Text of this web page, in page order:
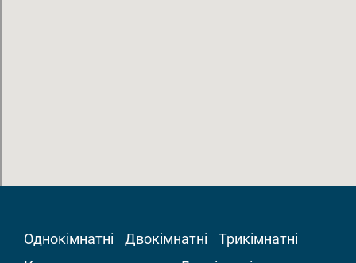
Однокімнатні Двокімнатні
Трикімнатні